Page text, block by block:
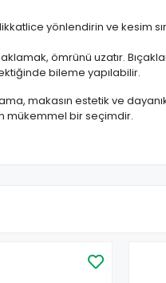
yönlendirin ve kesim
ömrünü uzatır.
bileme yapılabilir.
makasın estetik ve
mükemmel bir seçimdir.